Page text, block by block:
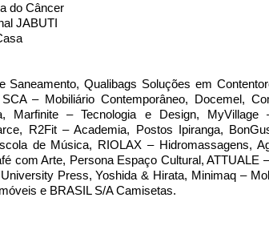
do Câncer
JABUTI
Saneamento, Qualibags Soluções em
– Mobiliário Contemporâneo, Docemel,
Marfinite – Tecnologia e Design, MyVillage
R2Fit – Academia, Postos Ipiranga,
de Música, RIOLAX – Hidromassagens,
com Arte, Persona Espaço Cultural, ATTUALE
Press, Yoshida & Hirata, Minimaq –
e BRASIL S/A Camisetas.